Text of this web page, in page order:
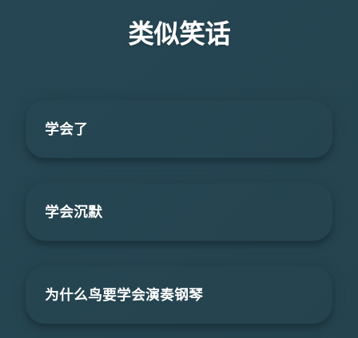
类似笑话
学会了
学会沉默
为什么鸟要学会演奏钢琴